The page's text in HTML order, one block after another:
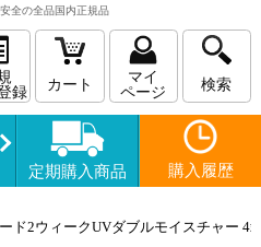
全の全品国内正規品
録
カート
マイ
ページ
検索
定期購入商品 購入履歴
ド2ウィークUVダブルモイスチャー 4